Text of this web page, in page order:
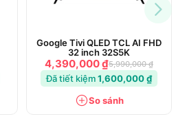
Google Tivi QLED TCL AI FHD
32 inch 32S5K
4,390,000 ₫5,990,000 ₫
Đã tiết kiệm1,600,000 ₫
So sánh